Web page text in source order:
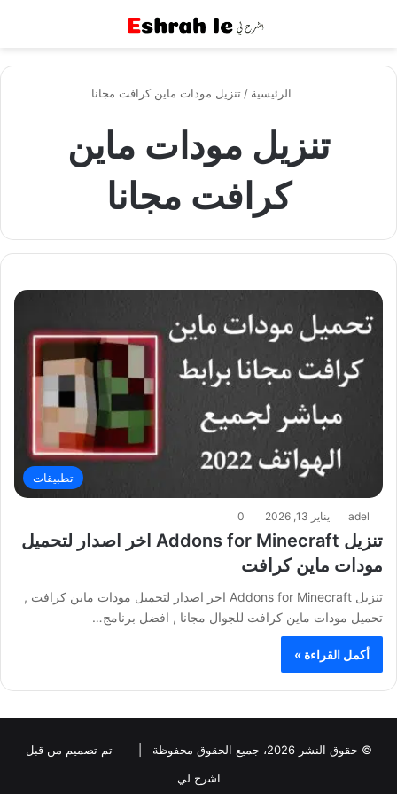
الرئيسية / تنزيل مودات ماين كرافت مجانا
تنزيل مودات ماين
كرافت مجانا
تطبيقات
adel يناير 13, 2026 0
تنزيل Addons for Minecraft اخر اصدار لتحميل
مودات ماين كرافت
تنزيل Addons for Minecraft اخر اصدار لتحميل مودات ماين كرافت ,
تحميل مودات ماين كرافت للجوال مجانا , افضل برنامج…
أكمل القراءة »
© حقوق النشر 2026، جميع الحقوق محفوظة |
تم تصميم من قبل
اشرح لي